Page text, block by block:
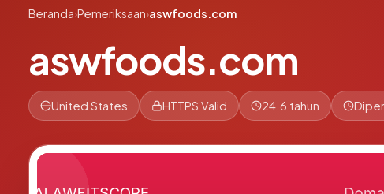
Beranda›Pemeriksaan›aswfoods.com
aswfoods.com
United States HTTPS Valid 24.6 tahun